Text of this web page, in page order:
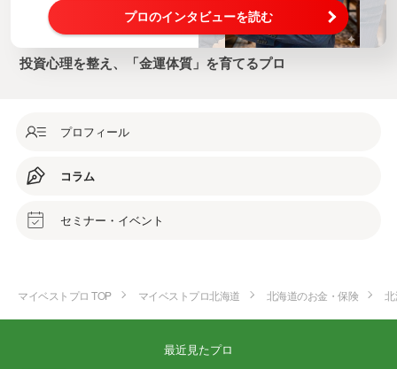
プロのインタビューを読む
投資心理を整え、「金運体質」を育てるプロ
プロフィール
コラム
セミナー・イベント
マイベストプロ TOP マイベストプロ北海道 北海道のお金・保険
最近見たプロ